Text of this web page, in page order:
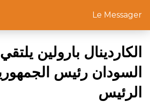
Le Messager
الكاردينال بارولين
السودان رئيس
الرئيس